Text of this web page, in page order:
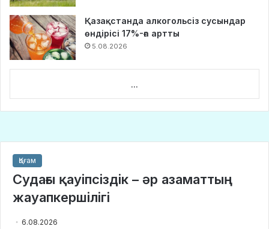
Қазақстанда алкогольсіз сусындар
өндірісі 17%-ға артты
5.08.2026
...